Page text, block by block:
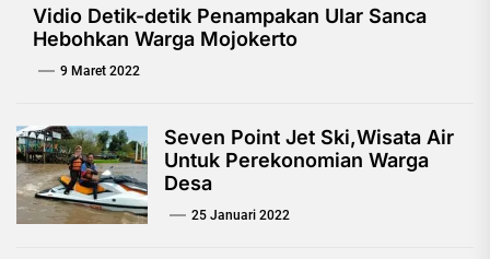
Vidio Detik-detik Penampakan Ular Sanca
Hebohkan Warga Mojokerto
9 Maret 2022
Seven Point Jet Ski,Wisata Air
Untuk Perekonomian Warga
Desa
25 Januari 2022